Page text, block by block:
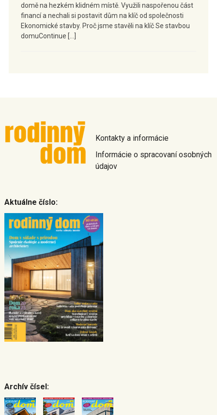
domě na hezkém klidném místě. Využili naspořenou část
financí a nechali si postavit dům na klíč od společnosti
Ekonomické stavby. Proč jsme stavěli na klíč Se stavbou
domuContinue […]
Kontakty a informácie
Informácie o spracovaní osobných
údajov
Aktuálne číslo:
Archív čísel: